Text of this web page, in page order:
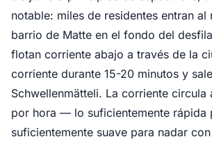
notable: miles de residentes entran al
barrio de Matte en el fondo del
flotan corriente abajo a través de la
corriente durante 15-20 minutos y
Schwellenmätteli. La corriente
por hora — lo suficientemente rápida
suficientemente suave para nadar